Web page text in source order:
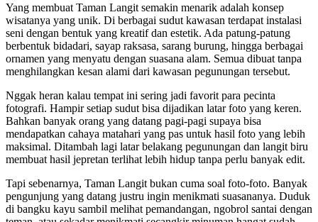
Yang membuat Taman Langit semakin menarik adalah konsep
wisatanya yang unik. Di berbagai sudut kawasan terdapat instalasi
seni dengan bentuk yang kreatif dan estetik. Ada patung-patung
berbentuk bidadari, sayap raksasa, sarang burung, hingga berbagai
ornamen yang menyatu dengan suasana alam. Semua dibuat tanpa
menghilangkan kesan alami dari kawasan pegunungan tersebut.
Nggak heran kalau tempat ini sering jadi favorit para pecinta
fotografi. Hampir setiap sudut bisa dijadikan latar foto yang keren.
Bahkan banyak orang yang datang pagi-pagi supaya bisa
mendapatkan cahaya matahari yang pas untuk hasil foto yang lebih
maksimal. Ditambah lagi latar belakang pegunungan dan langit biru
membuat hasil jepretan terlihat lebih hidup tanpa perlu banyak edit.
Tapi sebenarnya, Taman Langit bukan cuma soal foto-foto. Banyak
pengunjung yang datang justru ingin menikmati suasananya. Duduk
di bangku kayu sambil melihat pemandangan, ngobrol santai dengan